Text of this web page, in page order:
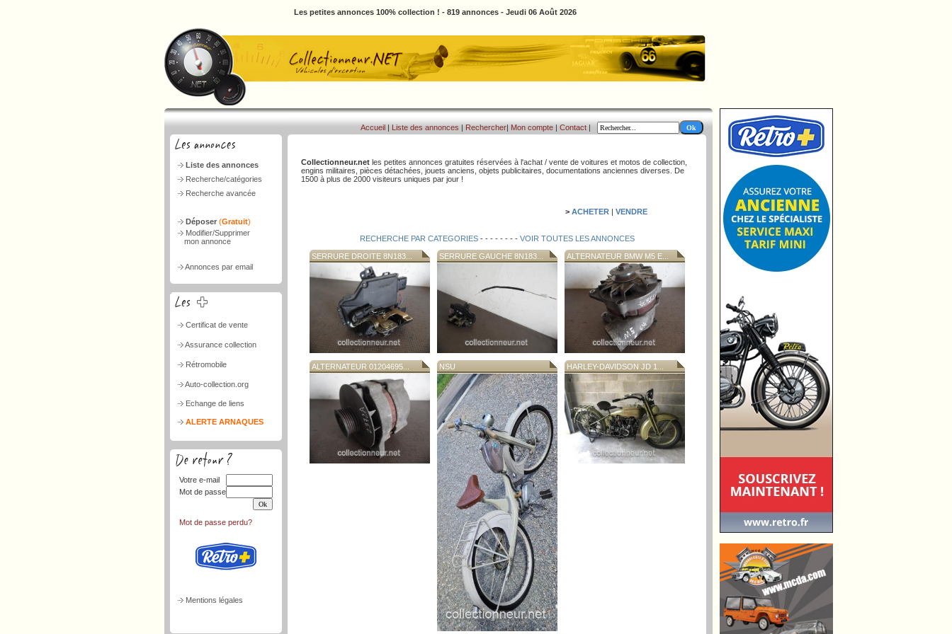
Les petites annonces 100% collection ! - 819 annonces - Jeudi 06 Août 2026
Liste des annonces
Recherche/catégories
Recherche avancée
Déposer (Gratuit)
Modifier/Supprimer
mon annonce
Annonces par email
Certificat de vente
Assurance collection
Rétromobile
Auto-collection.org
Echange de liens
ALERTE ARNAQUES
Votre e-mail
Mot de passe
Mot de passe perdu?
Mentions légales
Accueil | Liste des annonces | Rechercher| Mon compte | Contact |
Collectionneur.net les petites annonces gratuites réservées à l'achat / vente de voitures et motos de collection,
engins militaires, pièces détachées, jouets anciens, objets publicitaires, documentations anciennes diverses. De
1500 à plus de 2000 visiteurs uniques par jour !
> ACHETER | VENDRE
RECHERCHE PAR CATEGORIES - - - - - - - -VOIR TOUTES LES ANNONCES
SERRURE DROITE 8N183... SERRURE GAUCHE 8N183... ALTERNATEUR BMW M5 E...
ALTERNATEUR 01204695... NSU HARLEY-DAVIDSON JD 1...